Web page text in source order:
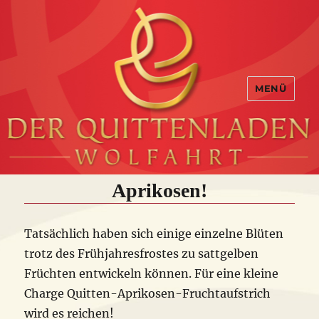
MENÜ
Aprikosen!
Tatsächlich haben sich einige einzelne Blüten
trotz des Frühjahresfrostes zu sattgelben
Früchten entwickeln können. Für eine kleine
Charge Quitten-Aprikosen-Fruchtaufstrich
wird es reichen!